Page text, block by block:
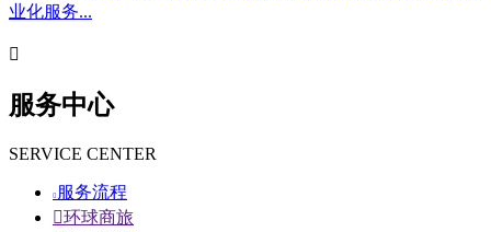
业化服务...

服务中心
SERVICE CENTER
 服务流程
环球商旅